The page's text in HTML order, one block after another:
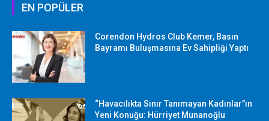
EN POPÜLER
Corendon Hydros Club Kemer, Basın
Bayramı Buluşmasına Ev Sahipliği Yaptı
“Havacılıkta Sınır Tanımayan Kadınlar”ın
Yeni Konuğu: Hürriyet Munanoğlu